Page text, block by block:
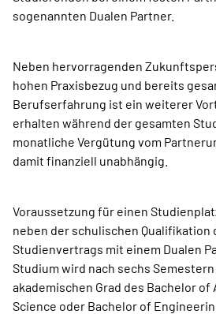
sogenannten Dualen Partner.
Neben hervorragenden
hohen Praxisbezug und bereits
Berufserfahrung ist ein weiterer
erhalten während der gesamten
monatliche Vergütung vom
damit finanziell unabhängig.
Voraussetzung für einen
neben der schulischen Qualifikation
Studienvertrags mit einem Dualen
Studium wird nach sechs
akademischen Grad des Bachelor of
Science oder Bachelor of